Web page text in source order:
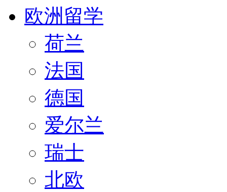
欧洲留学
荷兰
法国
德国
爱尔兰
瑞士
北欧